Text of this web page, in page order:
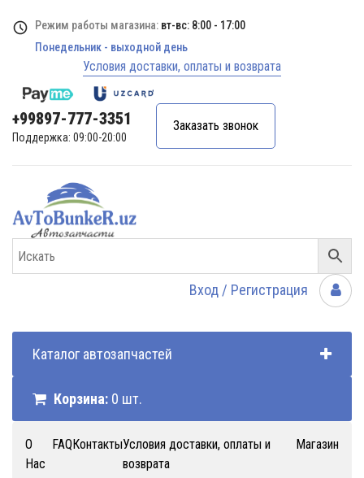
Режим работы магазина: вт-вс: 8:00 - 17:00
Понедельник - выходной день
Условия доставки, оплаты и возврата
+99897-777-3351
Поддержка: 09:00-20:00
Заказать звонок
Вход / Регистрация
Каталог автозапчастей
Корзина: 0 шт.
О
Нас
FAQКонтактыУсловия доставки, оплаты и
возврата
Магазин